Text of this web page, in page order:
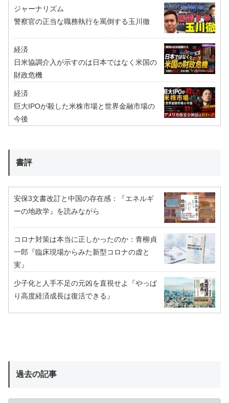
ジャーナリズム
警察官の正当な職務執行を罵倒する玉川徹
経済
日米協調介入が示すのは日本ではなく米国の
財政危機
経済
巨大IPOが殺した米株市場と世界金融市場の
今後
書評
安保3文書改訂と中国の存在感：『エネルギ
ーの地政学』を読みながら
コロナ対策は本当に正しかったのか：青柳貞
一郎『臨床現場からみた新型コロナの虚と
実』
少子化と人手不足の元凶を直視せよ『やっぱ
り高度経済成長は復活できる』
過去の記事